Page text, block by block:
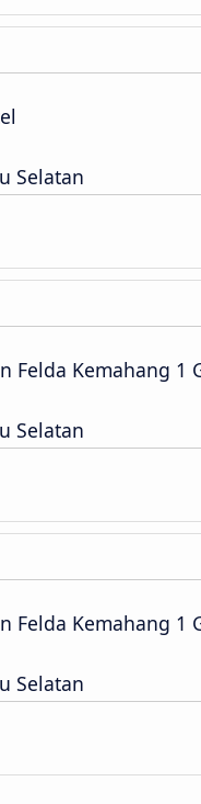
Selatan
Felda Kemahang 1
Selatan
Felda Kemahang 1
Selatan